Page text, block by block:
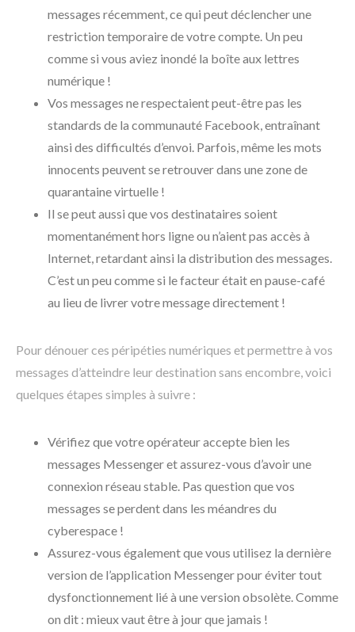
messages récemment, ce qui peut déclencher une
restriction temporaire de votre compte. Un peu
comme si vous aviez inondé la boîte aux lettres
numérique !
Vos messages ne respectaient peut-être pas les
standards de la communauté Facebook, entraînant
ainsi des difficultés d’envoi. Parfois, même les mots
innocents peuvent se retrouver dans une zone de
quarantaine virtuelle !
Il se peut aussi que vos destinataires soient
momentanément hors ligne ou n’aient pas accès à
Internet, retardant ainsi la distribution des messages.
C’est un peu comme si le facteur était en pause-café
au lieu de livrer votre message directement !
Pour dénouer ces péripéties numériques et permettre à vos
messages d’atteindre leur destination sans encombre, voici
quelques étapes simples à suivre :
Vérifiez que votre opérateur accepte bien les
messages Messenger et assurez-vous d’avoir une
connexion réseau stable. Pas question que vos
messages se perdent dans les méandres du
cyberespace !
Assurez-vous également que vous utilisez la dernière
version de l’application Messenger pour éviter tout
dysfonctionnement lié à une version obsolète. Comme
on dit : mieux vaut être à jour que jamais !